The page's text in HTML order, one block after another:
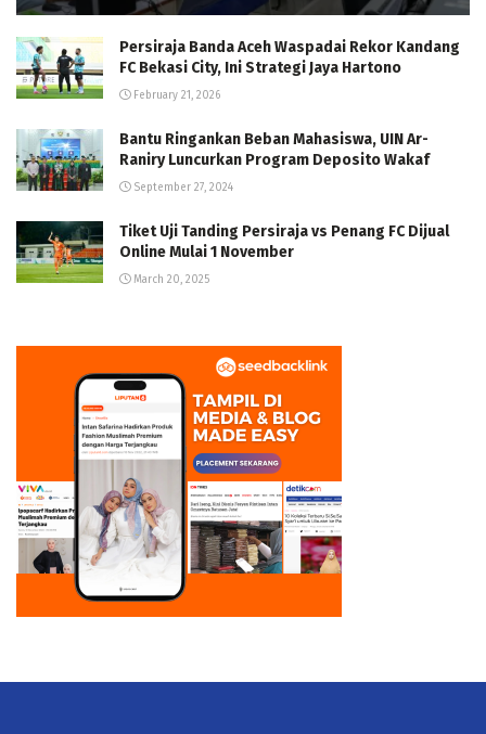
Persiraja Banda Aceh Waspadai Rekor Kandang
FC Bekasi City, Ini Strategi Jaya Hartono
February 21, 2026
Bantu Ringankan Beban Mahasiswa, UIN Ar-
Raniry Luncurkan Program Deposito Wakaf
September 27, 2024
Tiket Uji Tanding Persiraja vs Penang FC Dijual
Online Mulai 1 November
March 20, 2025